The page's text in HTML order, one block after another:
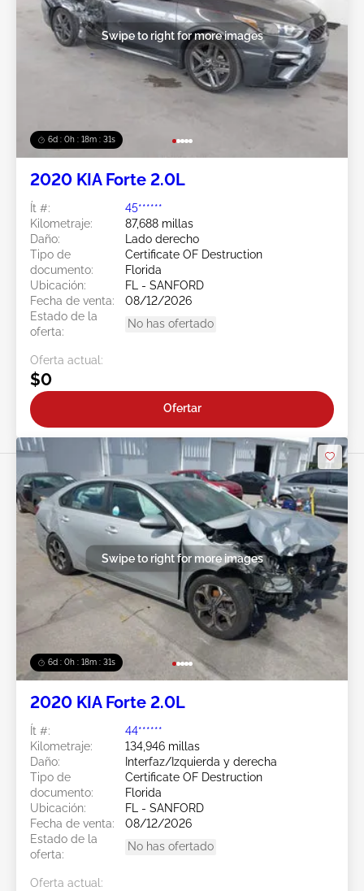
6d : 0h : 18m : 28s
Swipe to right for more images
2020 KIA Forte 2.0L
Ít #:
45******
Kilometraje:
87,688 millas
Daño:
Lado derecho
Tipo de
documento:
Certificate OF Destruction
Florida
Ubicación:
FL - SANFORD
Fecha de venta:
08/12/2026
Estado de la
oferta:
No has ofertado
Oferta actual:
$0
Ofertar
6d : 0h : 18m : 28s
Swipe to right for more images
2020 KIA Forte 2.0L
Ít #:
44******
Kilometraje:
134,946 millas
Daño:
Interfaz/Izquierda y derecha
Tipo de
documento:
Certificate OF Destruction
Florida
Ubicación:
FL - SANFORD
Fecha de venta:
08/12/2026
Estado de la
oferta:
No has ofertado
Oferta actual: